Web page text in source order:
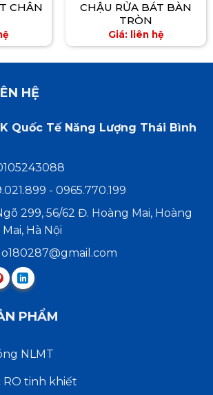
CHÂN
CHẬU RỬA BÁT BÀN
TRÒN
Giá: liên hệ
HỆ
Quốc Tế Năng Lượng Thái Bình
- 0965.770.199
299, 56/62 Đ. Hoàng Mai, Hoàng
Hà Nội
PHẨM
NLMT
RO tinh khiết